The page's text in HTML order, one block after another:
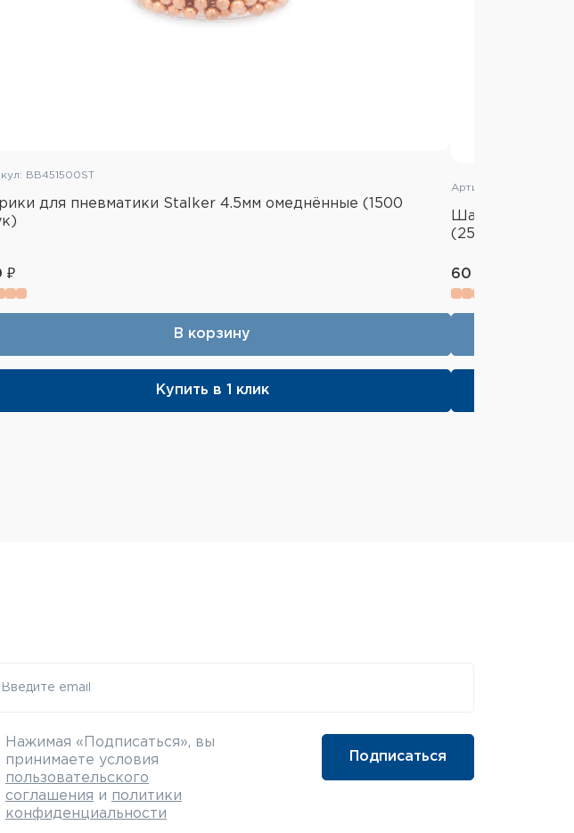
BB451500ST
для пневматики Stalker 4.5мм омеднённые (1500
₽
В корзину
Купить в 1 клик
Артикул: BB45250ZST
Шарики для
(250 штук)
60 ₽
Нажимая «Подписаться», вы
принимаете условия
пользовательского
соглашения и политики
конфиденциальности